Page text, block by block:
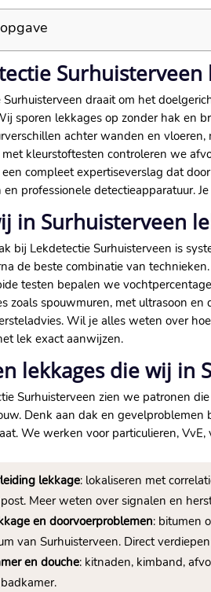
Surhuisterveen draait om het
sporen lekkages op zonder hak en
achter wanden en
kleurstoftesten controleren we
compleet expertiseverslag dat
en professionele detectieapparatuur.
in Surhuisterveen
bij Lekdetectie Surhuisterveen is
de beste combinatie van
testen bepalen we
zoals spouwmuren, met ultrasoon
Wil je alles weten over
lek exact aanwijzen.
lekkages die wij in
Surhuisterveen zien we patronen
Denk aan dak en
We werken voor particulieren,
lekkage: lokaliseren met
Meer weten over signalen en
en doorvoerproblemen: bitumen
van Surhuisterveen. Direct
en douche: kitnaden, kimband,